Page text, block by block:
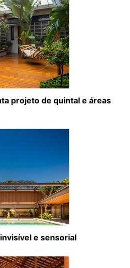
projeto de quintal e áreas
e sensorial